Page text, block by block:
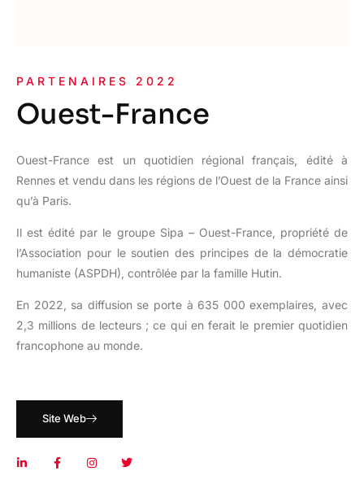
PARTENAIRES 2022
Ouest-France
Ouest-France est un quotidien régional français, édité à
Rennes et vendu dans les régions de l’Ouest de la France ainsi
qu’à Paris.
Il est édité par le groupe Sipa – Ouest-France, propriété de
l’Association pour le soutien des principes de la démocratie
humaniste (ASPDH), contrôlée par la famille Hutin.
En 2022, sa diffusion se porte à 635 000 exemplaires, avec
2,3 millions de lecteurs ; ce qui en ferait le premier quotidien
francophone au monde.
Site Web